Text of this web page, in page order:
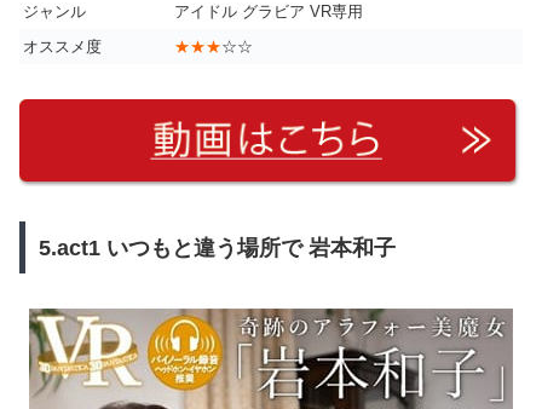
ジャンル
アイドル グラビア VR専用
オススメ度
★★★☆☆
5.act1 いつもと違う場所で 岩本和子